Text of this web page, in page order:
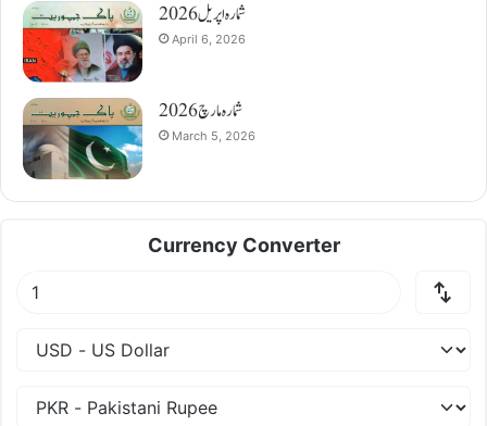
شمارہ اپریل 2026
April 6, 2026
شمارہ مارچ 2026
March 5, 2026
Currency Converter